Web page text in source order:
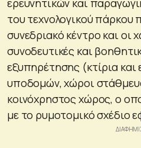
του τεχνολογικού πάρκου
συνεδριακό κέντρο και οι
συνοδευτικές και
εξυπηρέτησης (κτίρια
υποδομών, χώροι
κοινόχρηστος χώρος, ο
με το ρυμοτομικό σχέδιο